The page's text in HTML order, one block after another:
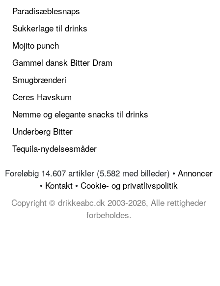
Paradisæblesnaps
Sukkerlage til drinks
Mojito punch
Gammel dansk Bitter Dram
Smugbrænderi
Ceres Havskum
Nemme og elegante snacks til drinks
Underberg Bitter
Tequila-nydelsesmåder
Foreløbig 14.607 artikler (5.582 med billeder) • Annoncer
• Kontakt • Cookie- og privatlivspolitik
Copyright © drikkeabc.dk 2003-2026, Alle rettigheder
forbeholdes.